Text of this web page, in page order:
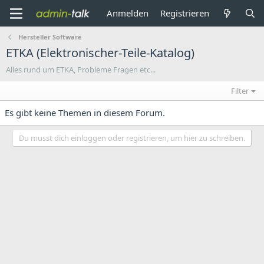
Anmelden Registrieren
Hersteller Software
ETKA (Elektronischer-Teile-Katalog)
Alles rund um ETKA, Probleme Fragen etc...
Filter
Es gibt keine Themen in diesem Forum.
Du musst dich einloggen oder registrieren, um hier zu schreiben.